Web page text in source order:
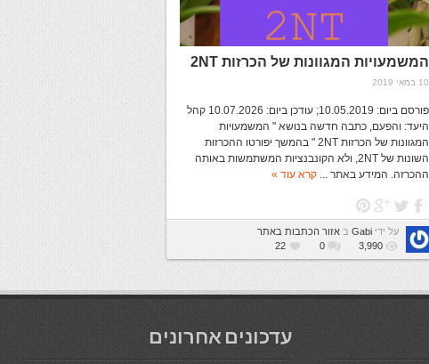
המשמעויות המגוונות של הכרזות 2NT
10 במאי 2019
פורסם ביום: 10.05.2019; עודכן ביום: 10.07.2026 קהל
היעד: והפעם, כתבה חדשה בנושא " המשמעויות
המגוונות של הכרזות 2NT " בהמשך יפורטו ההכרזות
השונות של 2NT, ולא הקונבנציות המשתמשות באותה
ההכרזה. המידע באתר ... קרא עוד »
על ידי Gabi ב אזור הכתבות באתר
3,990
0
22
עדכונים אחרונים